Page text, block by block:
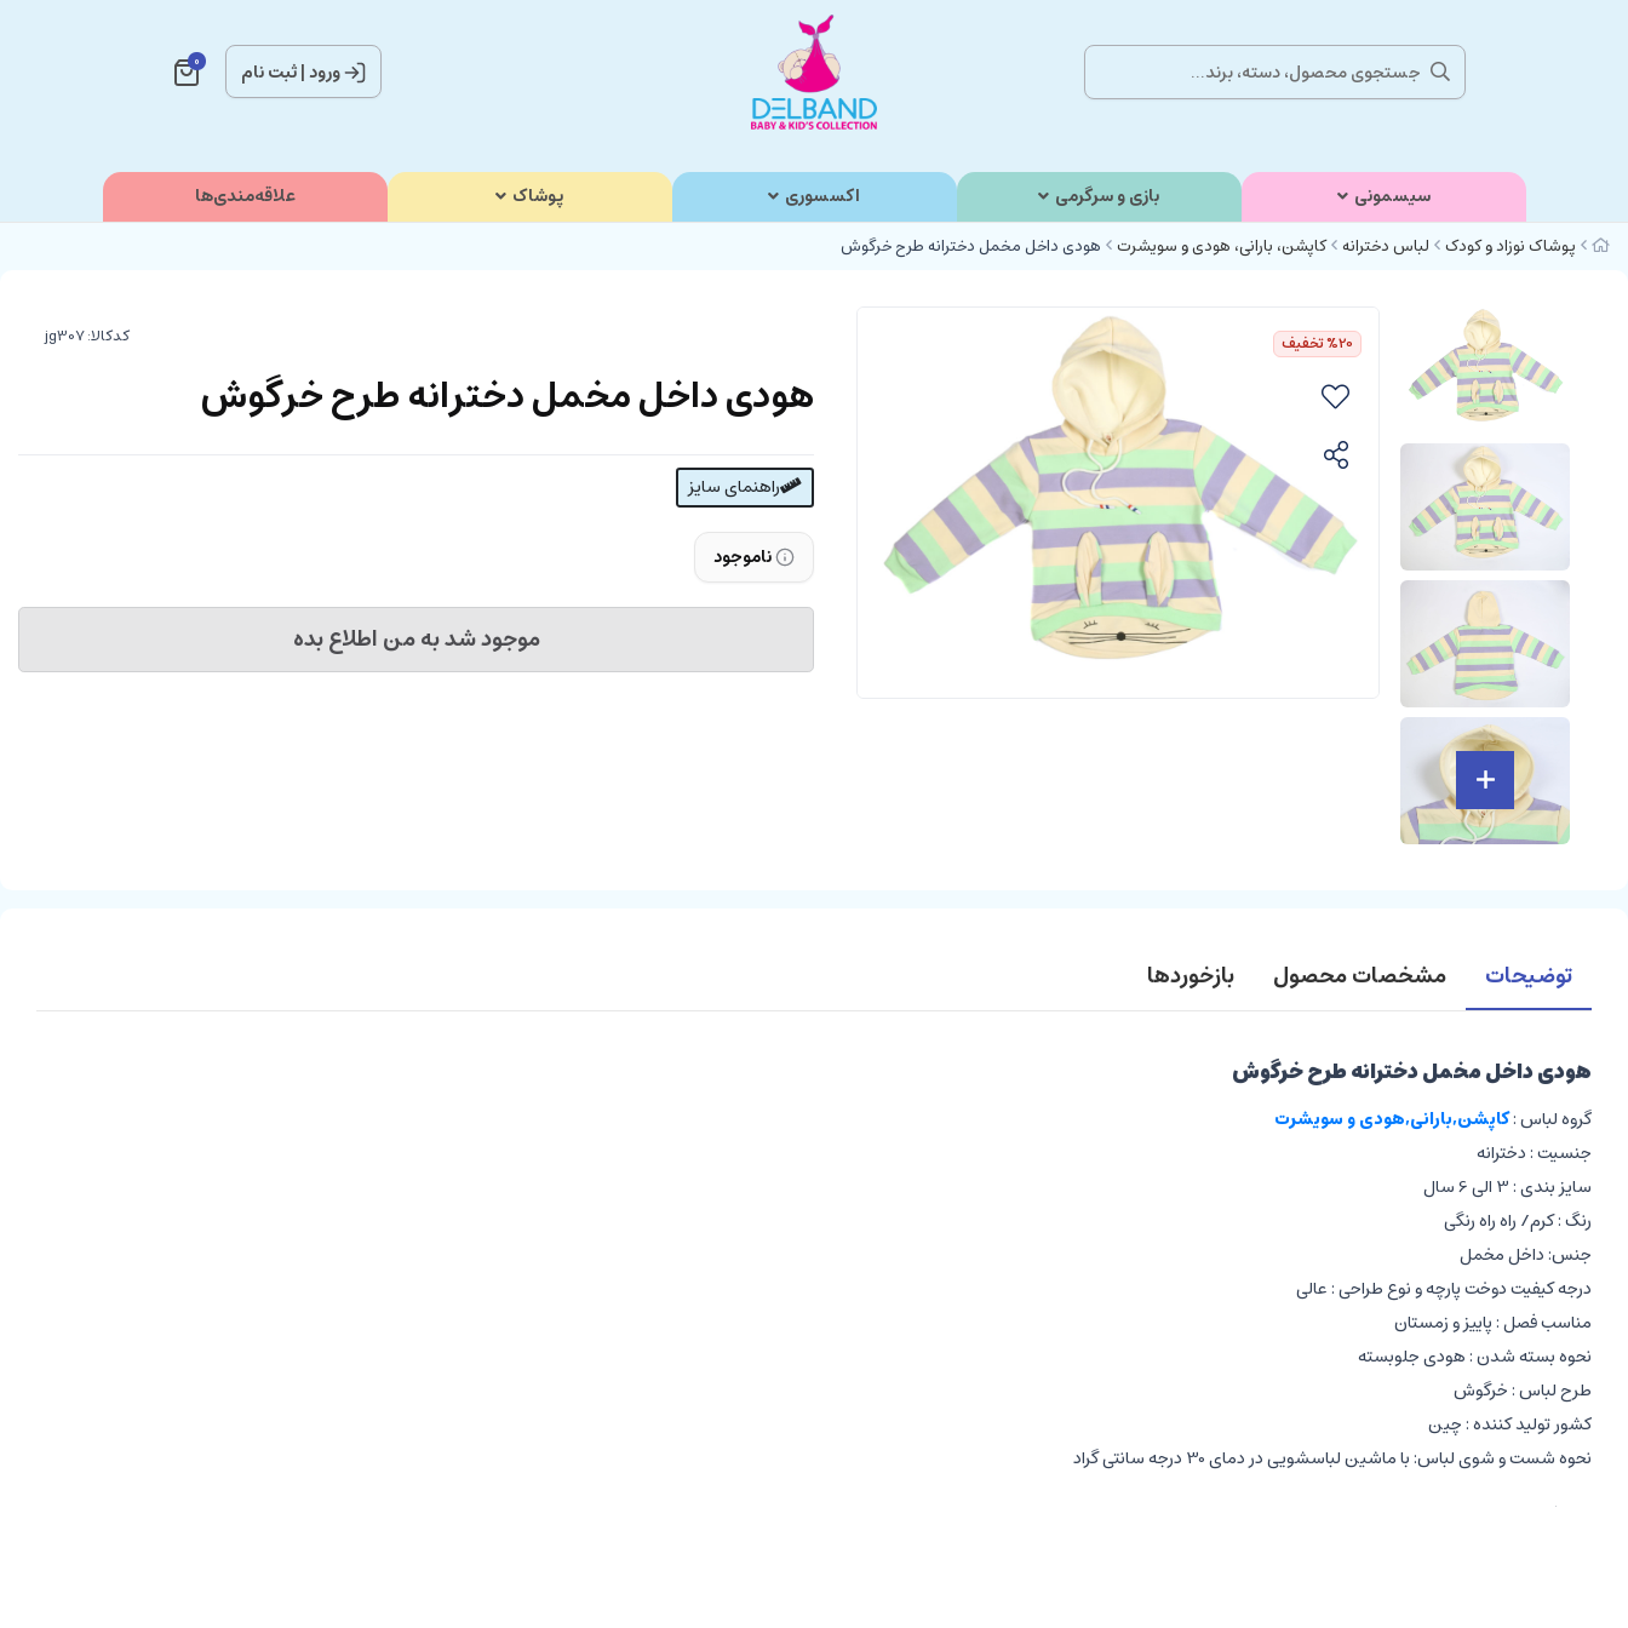
ورود|ثبت نام 0
سیسمونی بازی و سرگرمی اکسسوری پوشاک علاقه‌مندی‌ها
پوشاک نوزاد و کودک لباس دخترانه کاپشن، بارانی، هودی و سویشرت هودی داخل مخمل دخترانه طرح خرگوش
%20تخفیف کدکالا:
هودی داخل مخمل دخترانه طرح خرگوش
راهنمای سایز
ناموجود
موجود شد به من اطلاع بده
توضیحات مشخصات محصول بازخوردها
هودی داخل مخمل دخترانه طرح خرگوش
گروه لباس :کاپشن,بارانی,هودی و سویشرت
جنسیت : دخترانه
سایز بندی : 3 الی 6 سال
رنگ : کرم/ راه راه رنگی
جنس: داخل مخمل
درجه کیفیت دوخت پارچه و نوع طراحی : عالی
مناسب فصل : پاییز و زمستان
نحوه بسته شدن : هودی جلوبسته
طرح لباس : خرگوش
کشور تولید کننده : چین
نحوه شست و شوی لباس: با ماشین لباسشویی در دمای 30 درجه سانتی گراد
مشخصات هودی: